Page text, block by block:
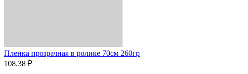
Пленка прозрачная в ролике 70см 260гр
108.38 ₽